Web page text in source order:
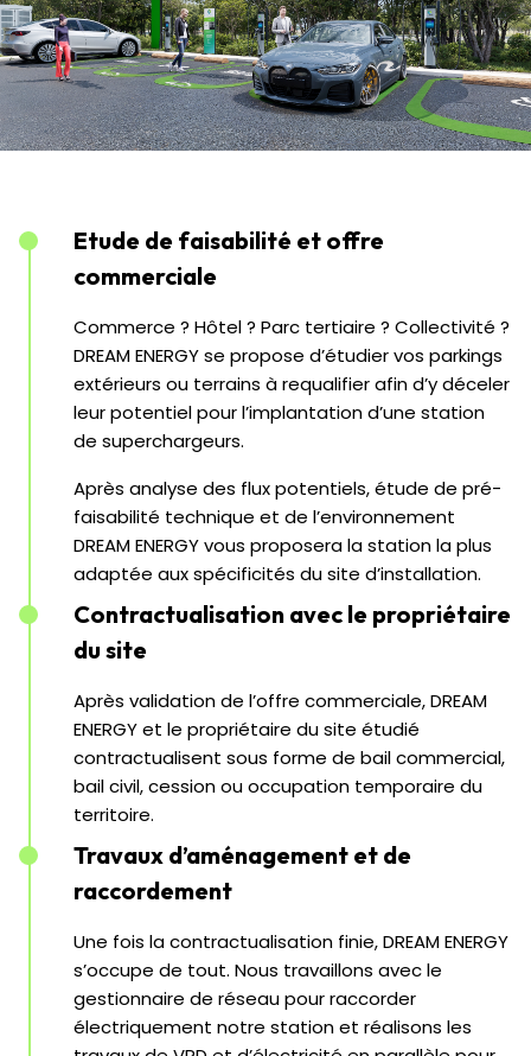
Etude de faisabilité et offre
commerciale
Commerce ? Hôtel ? Parc tertiaire ? Collectivité ?
DREAM ENERGY se propose d’étudier vos parkings
extérieurs ou terrains à requalifier afin d’y déceler
leur potentiel pour l’implantation d’une station
de superchargeurs.
Après analyse des flux potentiels, étude de pré-
faisabilité technique et de l’environnement
DREAM ENERGY vous proposera la station la plus
adaptée aux spécificités du site d’installation.
Contractualisation avec le propriétaire
du site
Après validation de l’offre commerciale, DREAM
ENERGY et le propriétaire du site étudié
contractualisent sous forme de bail commercial,
bail civil, cession ou occupation temporaire du
territoire.
Travaux d’aménagement et de
raccordement
Une fois la contractualisation finie, DREAM ENERGY
s’occupe de tout. Nous travaillons avec le
gestionnaire de réseau pour raccorder
électriquement notre station et réalisons les